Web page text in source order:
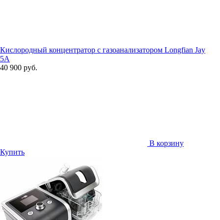
Кислородный концентратор с газоанализатором Longfian Jay
5A
40 900 руб.
В корзину
Купить